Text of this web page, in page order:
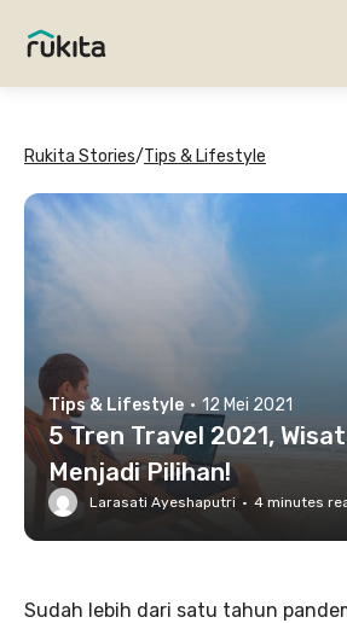
Rukita Stories/Tips & Lifestyle
Tips & Lifestyle · 12 Mei 2021
5 Tren Travel 2021,
Menjadi Pilihan!
Larasati Ayeshaputri · 4 minutes
Sudah lebih dari satu tahun